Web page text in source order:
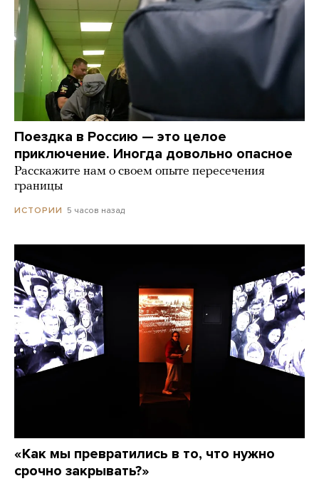
Поездка в Россию — это целое
приключение. Иногда довольно опасное
Расскажите нам о своем опыте пересечения
границы
ИСТОРИИ 5 часов назад
«Как мы превратились в то, что нужно
срочно закрывать?»